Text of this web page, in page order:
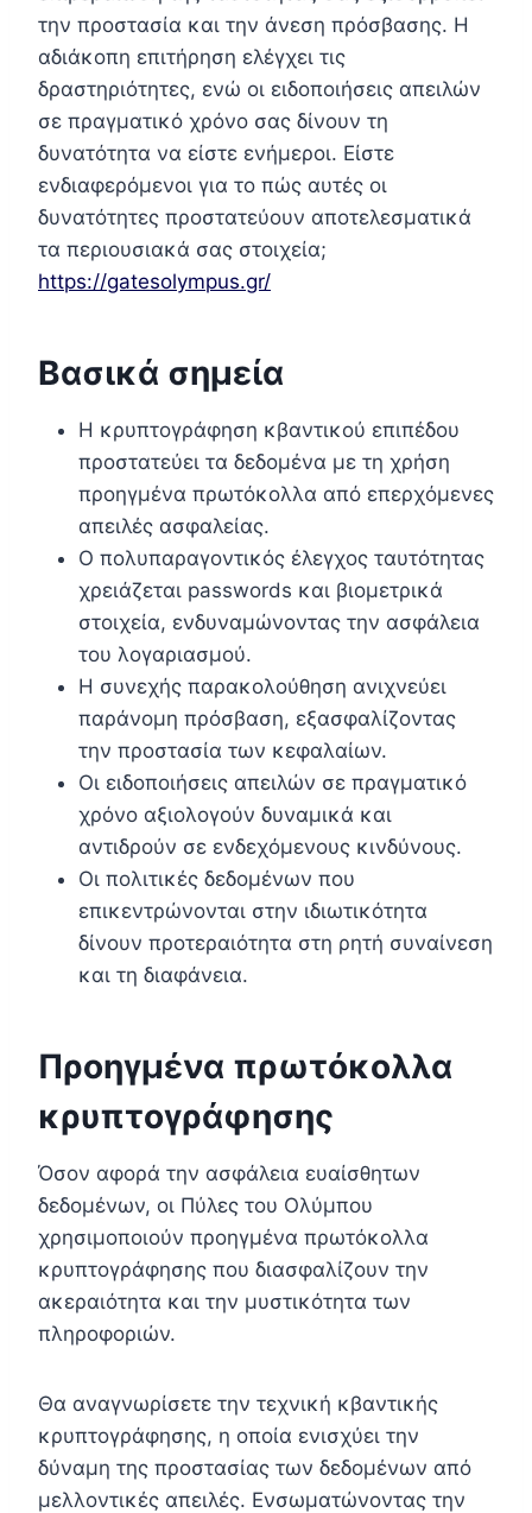
την προστασία και την άνεση πρόσβασης. Η
αδιάκοπη επιτήρηση ελέγχει τις
δραστηριότητες, ενώ οι ειδοποιήσεις απειλών
σε πραγματικό χρόνο σας δίνουν τη
δυνατότητα να είστε ενήμεροι. Είστε
ενδιαφερόμενοι για το πώς αυτές οι
δυνατότητες προστατεύουν αποτελεσματικά
τα περιουσιακά σας στοιχεία;
https://gatesolympus.gr/
Βασικά σημεία
Η κρυπτογράφηση κβαντικού επιπέδου
προστατεύει τα δεδομένα με τη χρήση
προηγμένα πρωτόκολλα από επερχόμενες
απειλές ασφαλείας.
Ο πολυπαραγοντικός έλεγχος ταυτότητας
χρειάζεται passwords και βιομετρικά
στοιχεία, ενδυναμώνοντας την ασφάλεια
του λογαριασμού.
Η συνεχής παρακολούθηση ανιχνεύει
παράνομη πρόσβαση, εξασφαλίζοντας
την προστασία των κεφαλαίων.
Οι ειδοποιήσεις απειλών σε πραγματικό
χρόνο αξιολογούν δυναμικά και
αντιδρούν σε ενδεχόμενους κινδύνους.
Οι πολιτικές δεδομένων που
επικεντρώνονται στην ιδιωτικότητα
δίνουν προτεραιότητα στη ρητή συναίνεση
και τη διαφάνεια.
Προηγμένα πρωτόκολλα
κρυπτογράφησης
Όσον αφορά την ασφάλεια ευαίσθητων
δεδομένων, οι Πύλες του Ολύμπου
χρησιμοποιούν προηγμένα πρωτόκολλα
κρυπτογράφησης που διασφαλίζουν την
ακεραιότητα και την μυστικότητα των
πληροφοριών.
Θα αναγνωρίσετε την τεχνική κβαντικής
κρυπτογράφησης, η οποία ενισχύει την
δύναμη της προστασίας των δεδομένων από
μελλοντικές απειλές. Ενσωματώνοντας την